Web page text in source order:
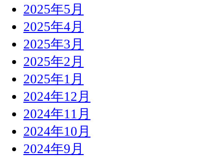
2025年5月
2025年4月
2025年3月
2025年2月
2025年1月
2024年12月
2024年11月
2024年10月
2024年9月